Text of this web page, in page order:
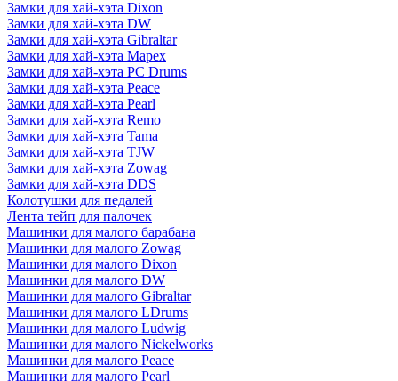
Замки для хай-хэта Dixon
Замки для хай-хэта DW
Замки для хай-хэта Gibraltar
Замки для хай-хэта Mapex
Замки для хай-хэта PC Drums
Замки для хай-хэта Peace
Замки для хай-хэта Pearl
Замки для хай-хэта Remo
Замки для хай-хэта Tama
Замки для хай-хэта TJW
Замки для хай-хэта Zowag
Замки для хай-хэта DDS
Колотушки для педалей
Лента тейп для палочек
Машинки для малого барабана
Машинки для малого Zowag
Машинки для малого Dixon
Машинки для малого DW
Машинки для малого Gibraltar
Машинки для малого LDrums
Машинки для малого Ludwig
Машинки для малого Nickelworks
Машинки для малого Peace
Машинки для малого Pearl